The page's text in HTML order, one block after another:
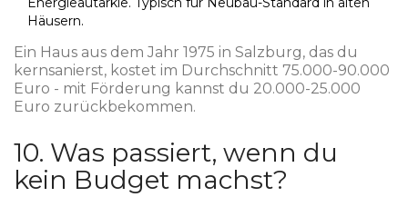
Häusern.
Ein Haus aus dem Jahr 1975 in Salzburg, das du
kernsanierst, kostet im Durchschnitt 75.000-90.000
Euro - mit Förderung kannst du 20.000-25.000
Euro zurückbekommen.
10. Was passiert, wenn du
kein Budget machst?